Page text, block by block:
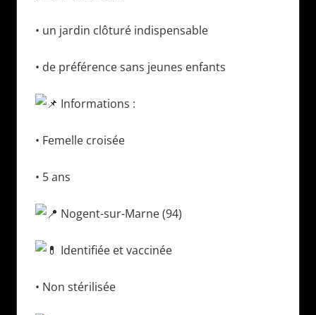
• un jardin clôturé indispensable
• de préférence sans jeunes enfants
Informations :
• Femelle croisée
• 5 ans
Nogent-sur-Marne (94)
Identifiée et vaccinée
• Non stérilisée